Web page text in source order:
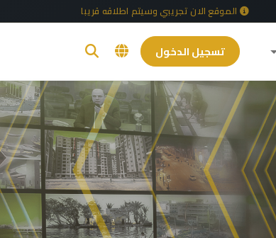
الموقع الان تجريبي وسيتم اطلاقه قريبا
تسجيل الدخول